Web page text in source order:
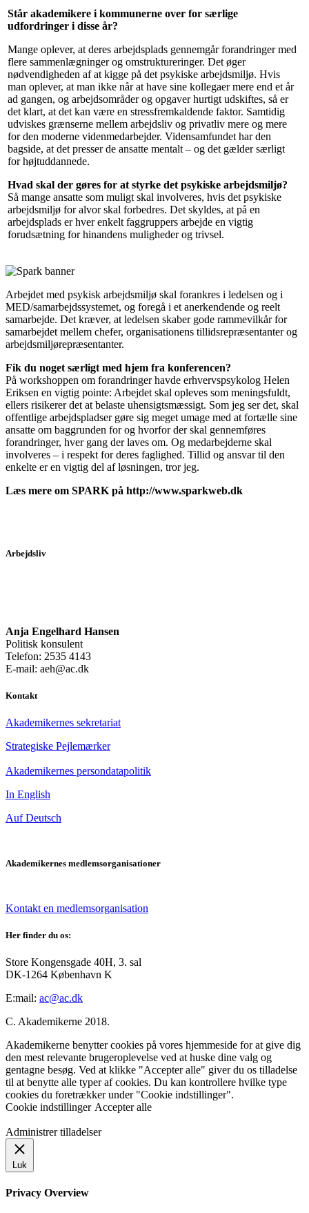
Står akademikere i kommunerne over for særlige
udfordringer i disse år?
Mange oplever, at deres arbejdsplads gennemgår forandringer med
flere sammenlægninger og omstruktureringer. Det øger
nødvendigheden af at kigge på det psykiske arbejdsmiljø. Hvis
man oplever, at man ikke når at have sine kollegaer mere end et år
ad gangen, og arbejdsområder og opgaver hurtigt udskiftes, så er
det klart, at det kan være en stressfremkaldende faktor. Samtidig
udviskes grænserne mellem arbejdsliv og privatliv mere og mere
for den moderne videnmedarbejder. Vidensamfundet har den
bagside, at det presser de ansatte mentalt – og det gælder særligt
for højtuddannede.
Hvad skal der gøres for at styrke det psykiske arbejdsmiljø?
Så mange ansatte som muligt skal involveres, hvis det psykiske
arbejdsmiljø for alvor skal forbedres. Det skyldes, at på en
arbejdsplads er hver enkelt faggruppers arbejde en vigtig
forudsætning for hinandens muligheder og trivsel.
Arbejdet med psykisk arbejdsmiljø skal forankres i ledelsen og i
MED/samarbejdssystemet, og foregå i et anerkendende og reelt
samarbejde. Det kræver, at ledelsen skaber gode rammevilkår for
samarbejdet mellem chefer, organisationens tillidsrepræsentanter og
arbejdsmiljørepræsentanter.
Fik du noget særligt med hjem fra konferencen?
På workshoppen om forandringer havde erhvervspsykolog Helen
Eriksen en vigtig pointe: Arbejdet skal opleves som meningsfuldt,
ellers risikerer det at belaste uhensigtsmæssigt. Som jeg ser det, skal
offentlige arbejdspladser gøre sig meget umage med at fortælle sine
ansatte om baggrunden for og hvorfor der skal gennemføres
forandringer, hver gang der laves om. Og medarbejderne skal
involveres – i respekt for deres faglighed. Tillid og ansvar til den
enkelte er en vigtig del af løsningen, tror jeg.
Læs mere om SPARK på http://www.sparkweb.dk
Arbejdsliv
Anja Engelhard Hansen
Politisk konsulent
Telefon: 2535 4143
E-mail: aeh@ac.dk
Kontakt
Akademikernes sekretariat
Strategiske Pejlemærker
Akademikernes persondatapolitik
In English
Auf Deutsch
Akademikernes medlemsorganisationer
Kontakt en medlemsorganisation
Her finder du os:
Store Kongensgade 40H, 3. sal
DK-1264 København K
E:mail: ac@ac.dk
C. Akademikerne 2018.
Akademikerne benytter cookies på vores hjemmeside for at give dig
den mest relevante brugeroplevelse ved at huske dine valg og
gentagne besøg. Ved at klikke "Accepter alle" giver du os tilladelse
til at benytte alle typer af cookies. Du kan kontrollere hvilke type
cookies du foretrækker under "Cookie indstillinger".
Cookie indstillinger Accepter alle
Administrer tilladelser
Luk
Privacy Overview